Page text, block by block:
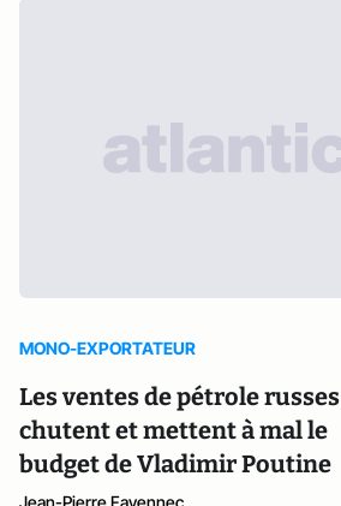
MONO-EXPORTATEUR
Les ventes de pétrole russes
chutent et mettent à mal le
budget de Vladimir Poutine
Jean-Pierre Favennec